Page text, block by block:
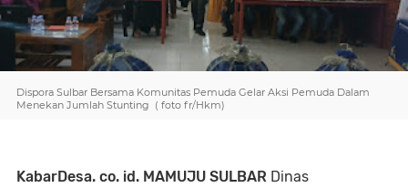
Dispora Sulbar Bersama Komunitas Pemuda Gelar Aksi Pemuda Dalam
Menekan Jumlah Stunting ( foto fr/Hkm)
KabarDesa. co. id. MAMUJU SULBAR Dinas